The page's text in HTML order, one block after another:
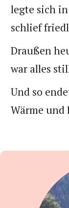
legte sich
schlief
Draußen
war alles
Und so
Wärme und